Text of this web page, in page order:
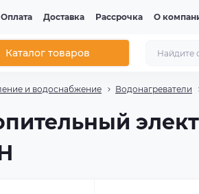
Оплата Доставка Рассрочка О
Каталог товаров
и водоснабжение Водонагреватели